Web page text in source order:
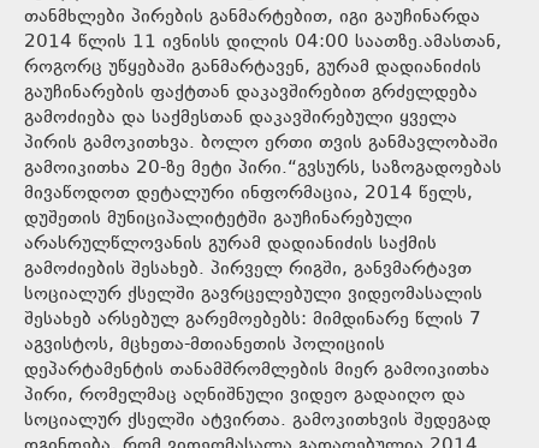
თანმხლები პირების განმარტებით, იგი გაუჩინარდა
2014 წლის 11 ივნისს დილის 04:00 საათზე.ამასთან,
როგორც უწყებაში განმარტავენ, გურამ დადიანიძის
გაუჩინარების ფაქტთან დაკავშირებით გრძელდება
გამოძიება და საქმესთან დაკავშირებული ყველა
პირის გამოკითხვა. ბოლო ერთი თვის განმავლობაში
გამოიკითხა 20-ზე მეტი პირი.“გვსურს, საზოგადოებას
მივაწოდოთ დეტალური ინფორმაცია, 2014 წელს,
დუშეთის მუნიციპალიტეტში გაუჩინარებული
არასრულწლოვანის გურამ დადიანიძის საქმის
გამოძიების შესახებ. პირველ რიგში, განვმარტავთ
სოციალურ ქსელში გავრცელებული ვიდეომასალის
შესახებ არსებულ გარემოებებს: მიმდინარე წლის 7
აგვისტოს, მცხეთა-მთიანეთის პოლიციის
დეპარტამენტის თანამშრომლების მიერ გამოიკითხა
პირი, რომელმაც აღნიშნული ვიდეო გადაიღო და
სოციალურ ქსელში ატვირთა. გამოკითხვის შედეგად